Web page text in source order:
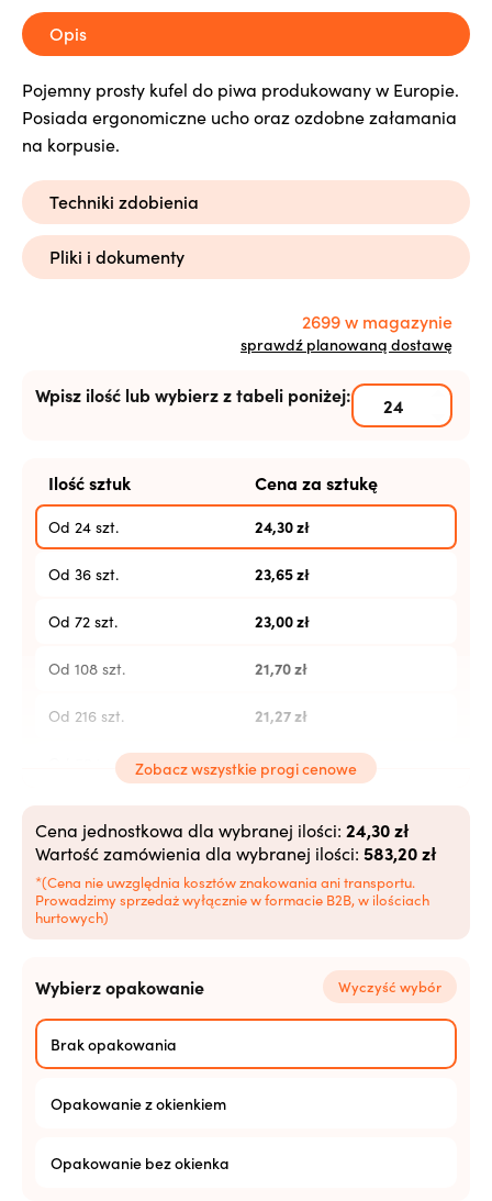
Opis
Pojemny prosty kufel do piwa produkowany w Europie.
Posiada ergonomiczne ucho oraz ozdobne załamania
na korpusie.
Techniki zdobienia
Pliki i dokumenty
2699 w magazynie
sprawdź planowaną dostawę
Wpisz ilość lub wybierz z tabeli poniżej:
Ilość sztuk Cena za sztukę
Od 24 szt. 24,30zł
Od 36 szt. 23,65zł
Od 72 szt. 23,00zł
Od 108 szt. 21,70zł
Od 216 szt. 21,27zł
Od 504 szt. 20,83zł
Od 2520+ szt. 19,96zł
Zobacz wszystkie progi cenowe
Cena jednostkowa dla wybranej ilości: 24,30 zł
Wartość zamówienia dla wybranej ilości: 583,20 zł
*(Cena nie uwzględnia kosztów znakowania ani transportu.
Prowadzimy sprzedaż wyłącznie w formacie B2B, w ilościach
hurtowych)
Wybierz opakowanie Wyczyść wybór
Brak opakowania
Opakowanie z okienkiem
Opakowanie bez okienka